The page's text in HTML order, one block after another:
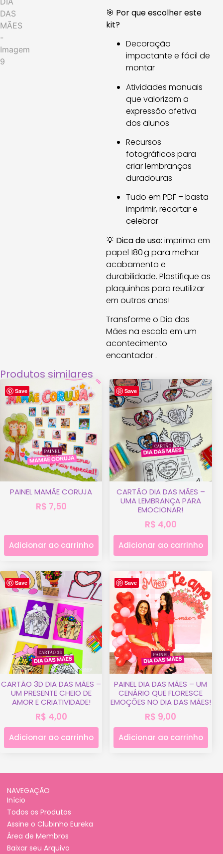
🎯 Por que escolher este
kit?
Decoração
impactante e fácil de
montar
Atividades manuais
que valorizam a
expressão afetiva
dos alunos
Recursos
fotográficos para
criar lembranças
duradouras
Tudo em PDF – basta
imprimir, recortar e
celebrar
💡 Dica de uso: imprima em
papel 180 g para melhor
acabamento e
durabilidade. Plastifique as
plaquinhas para reutilizar
em outros anos!
Transforme o Dia das
Mães na escola em um
acontecimento
encantador .
Produtos similares
Save
PAINEL MAMÃE CORUJA
R$ 7,50
Adicionar ao carrinho
Save
CARTÃO DIA DAS MÃES –
UMA LEMBRANÇA PARA
EMOCIONAR!
R$ 4,00
Adicionar ao carrinho
Save
CARTÃO 3D DIA DAS MÃES –
UM PRESENTE CHEIO DE
AMOR E CRIATIVIDADE!
R$ 4,00
Adicionar ao carrinho
Save
PAINEL DIA DAS MÃES – UM
CENÁRIO QUE FLORESCE
EMOÇÕES NO DIA DAS MÃES!
R$ 9,00
Adicionar ao carrinho
NAVEGAÇÃO
Início
Todos os Produtos
Assine o Clubinho Eureka
Área de Membros
Baixar seu Arquivo